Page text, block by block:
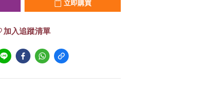
立即購買
加入追蹤清單